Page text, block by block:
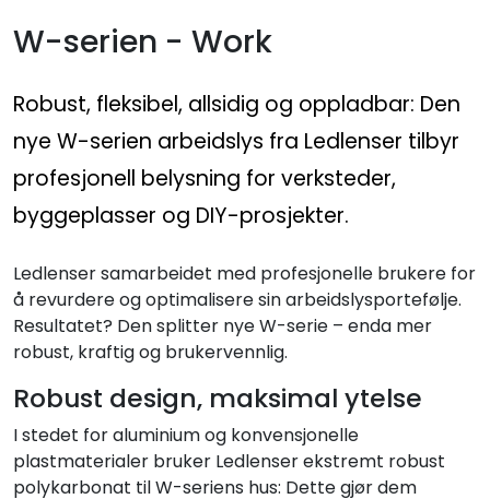
W-serien - Work
Robust, fleksibel, allsidig og oppladbar: Den
nye W-serien arbeidslys fra Ledlenser tilbyr
profesjonell belysning for verksteder,
byggeplasser og DIY-prosjekter.
Ledlenser samarbeidet med profesjonelle brukere for
å revurdere og optimalisere sin arbeidslysportefølje.
Resultatet? Den splitter nye W-serie – enda mer
robust, kraftig og brukervennlig.
Robust design, maksimal ytelse
I stedet for aluminium og konvensjonelle
plastmaterialer bruker Ledlenser ekstremt robust
polykarbonat til W-seriens hus: Dette gjør dem